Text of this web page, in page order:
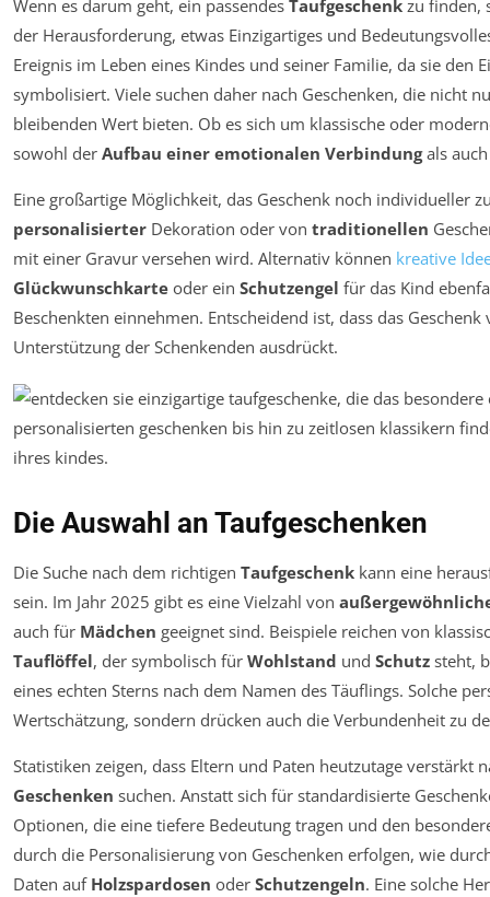
Wenn es darum geht, ein passendes Taufgeschenk zu finden,
der Herausforderung, etwas Einzigartiges und
Ereignis im Leben eines Kindes und seiner Familie, da sie den
symbolisiert. Viele suchen daher nach Geschenken, die nicht
bleibenden Wert bieten. Ob es sich um klassische oder
sowohl der Aufbau einer emotionalen Verbindungals
Eine großartige Möglichkeit, das Geschenk noch individueller
personalisierter Dekoration oder von traditionellen
mit einer Gravur versehen wird. Alternativ können kreative
Glückwunschkarte oder ein Schutzengel für das Kind
Beschenkten einnehmen. Entscheidend ist, dass das
Unterstützung der Schenkenden ausdrückt.
Die Auswahl an Taufgeschenken
Die Suche nach dem richtigen Taufgeschenk kann eine
sein. Im Jahr 2025 gibt es eine Vielzahl von
auch für Mädchen geeignet sind. Beispiele reichen von
Tauflöffel, der symbolisch für Wohlstand und Schutz steht,
eines echten Sterns nach dem Namen des Täuflings. Solche
Wertschätzung, sondern drücken auch die Verbundenheit zu
Statistiken zeigen, dass Eltern und Paten heutzutage verstärkt
Geschenken suchen. Anstatt sich für standardisierte
Optionen, die eine tiefere Bedeutung tragen und den
durch die Personalisierung von Geschenken erfolgen, wie
Daten auf Holzspardosen oder Schutzengeln. Eine solche